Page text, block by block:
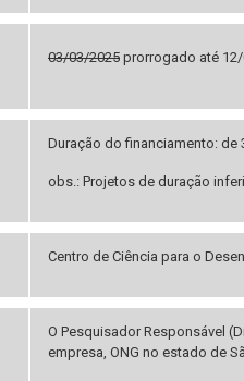
03/03/2025 prorrogado até
Duração do financiamento: de
obs.: Projetos de duração
Centro de Ciência para o
O Pesquisador Responsável
empresa, ONG no estado de